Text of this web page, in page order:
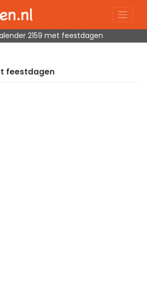
2159 met feestdagen
feestdagen